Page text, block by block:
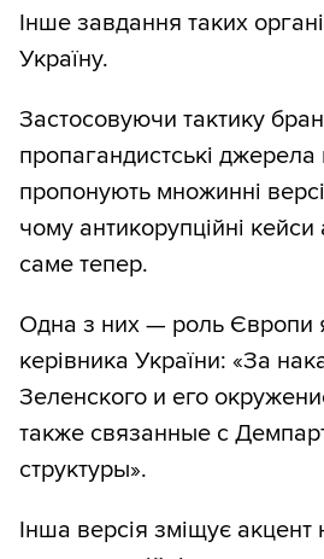
Інше завдання таких
Україну.
Застосовуючи тактику
пропагандистські
пропонують множинні
чому антикорупційні кейси
саме тепер.
Одна з них — роль Європи
керівника України: «За
Зеленского и его
также связанные с
структуры».
Інша версія зміщує